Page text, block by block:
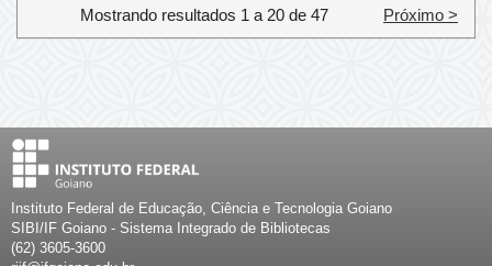
Mostrando resultados 1 a 20 de 47 Próximo >
Instituto Federal de Educação, Ciência e Tecnologia Goiano
SIBI/IF Goiano - Sistema Integrado de Bibliotecas
(62) 3605-3600